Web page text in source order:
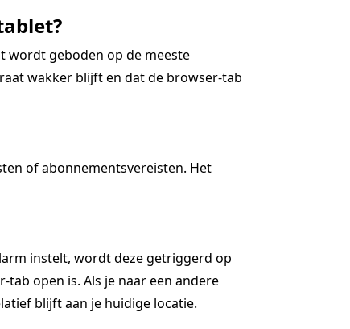
wordt geboden op de meeste
wakker blijft en dat de browser-tab
of abonnementsvereisten. Het
instelt, wordt deze getriggerd op
open is. Als je naar een andere
blijft aan je huidige locatie.